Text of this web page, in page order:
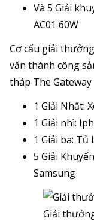
Và 5 Giải
AC01 60W
Cơ cấu giải
vấn thành công
tháp The Gateway
1 Giải Nhất:
1 Giải nhì:
1 Giải ba:
5 Giải
Samsung
Giải